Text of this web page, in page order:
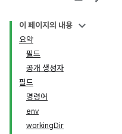
이 페이지의 내용
요약
필드
공개 생성자
필드
명령어
env
workingDir